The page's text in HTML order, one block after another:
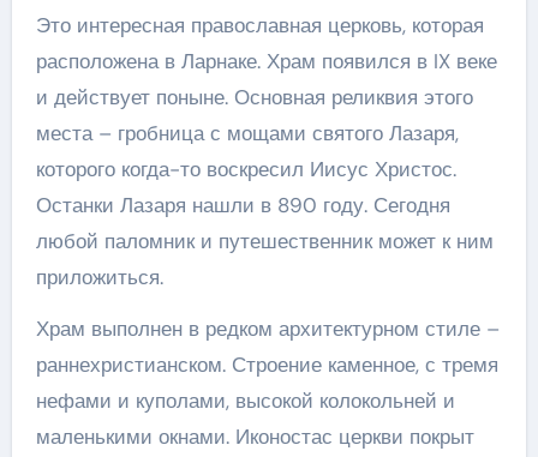
Это интересная православная церковь, которая
расположена в Ларнаке. Храм появился в IX веке
и действует поныне. Основная реликвия этого
места – гробница с мощами святого Лазаря,
которого когда-то воскресил Иисус Христос.
Останки Лазаря нашли в 890 году. Сегодня
любой паломник и путешественник может к ним
приложиться.
Храм выполнен в редком архитектурном стиле –
раннехристианском. Строение каменное, с тремя
нефами и куполами, высокой колокольней и
маленькими окнами. Иконостас церкви покрыт